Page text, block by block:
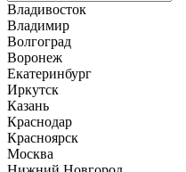
Владивосток
Владимир
Волгоград
Воронеж
Екатеринбург
Иркутск
Казань
Краснодар
Красноярск
Москва